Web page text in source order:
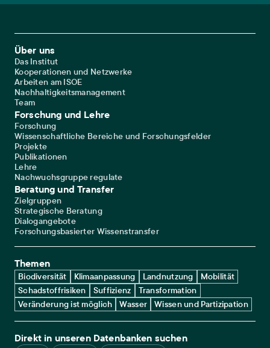
Footer Main Navigation
Über uns
Das Institut
Kooperationen und Netzwerke
Arbeiten am ISOE
Nachhaltigkeitsmanagement
Team
Forschung und Lehre
Forschung
Wissenschaftliche Bereiche und Forschungsfelder
Projekte
Publikationen
Lehre
Nachwuchsgruppe regulate
Beratung und Transfer
Zielgruppen
Strategische Beratung
Dialogangebote
Forschungsbasierter Wissenstransfer
Themen
Biodiversität Klimaanpassung Landnutzung
Mobilität
Schadstoffrisiken
Suffizienz
Transformation
Veränderung ist möglich
Wasser Wissen und Partizipation
Direkt in unseren Datenbanken suchen